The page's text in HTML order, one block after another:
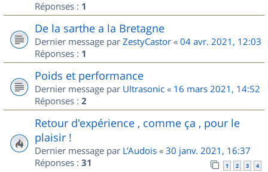
Réponses : 1
De la sarthe a la Bretagne
Dernier message par ZestyCastor « 04 avr. 2021, 12:03
Réponses : 1
Poids et performance
Dernier message par Ultrasonic « 16 mars 2021, 14:52
Réponses : 2
Retour d'expérience , comme ça , pour le
plaisir !
Dernier message par L’Audois « 30 janv. 2021, 16:37
Réponses : 31 1 2 3 4